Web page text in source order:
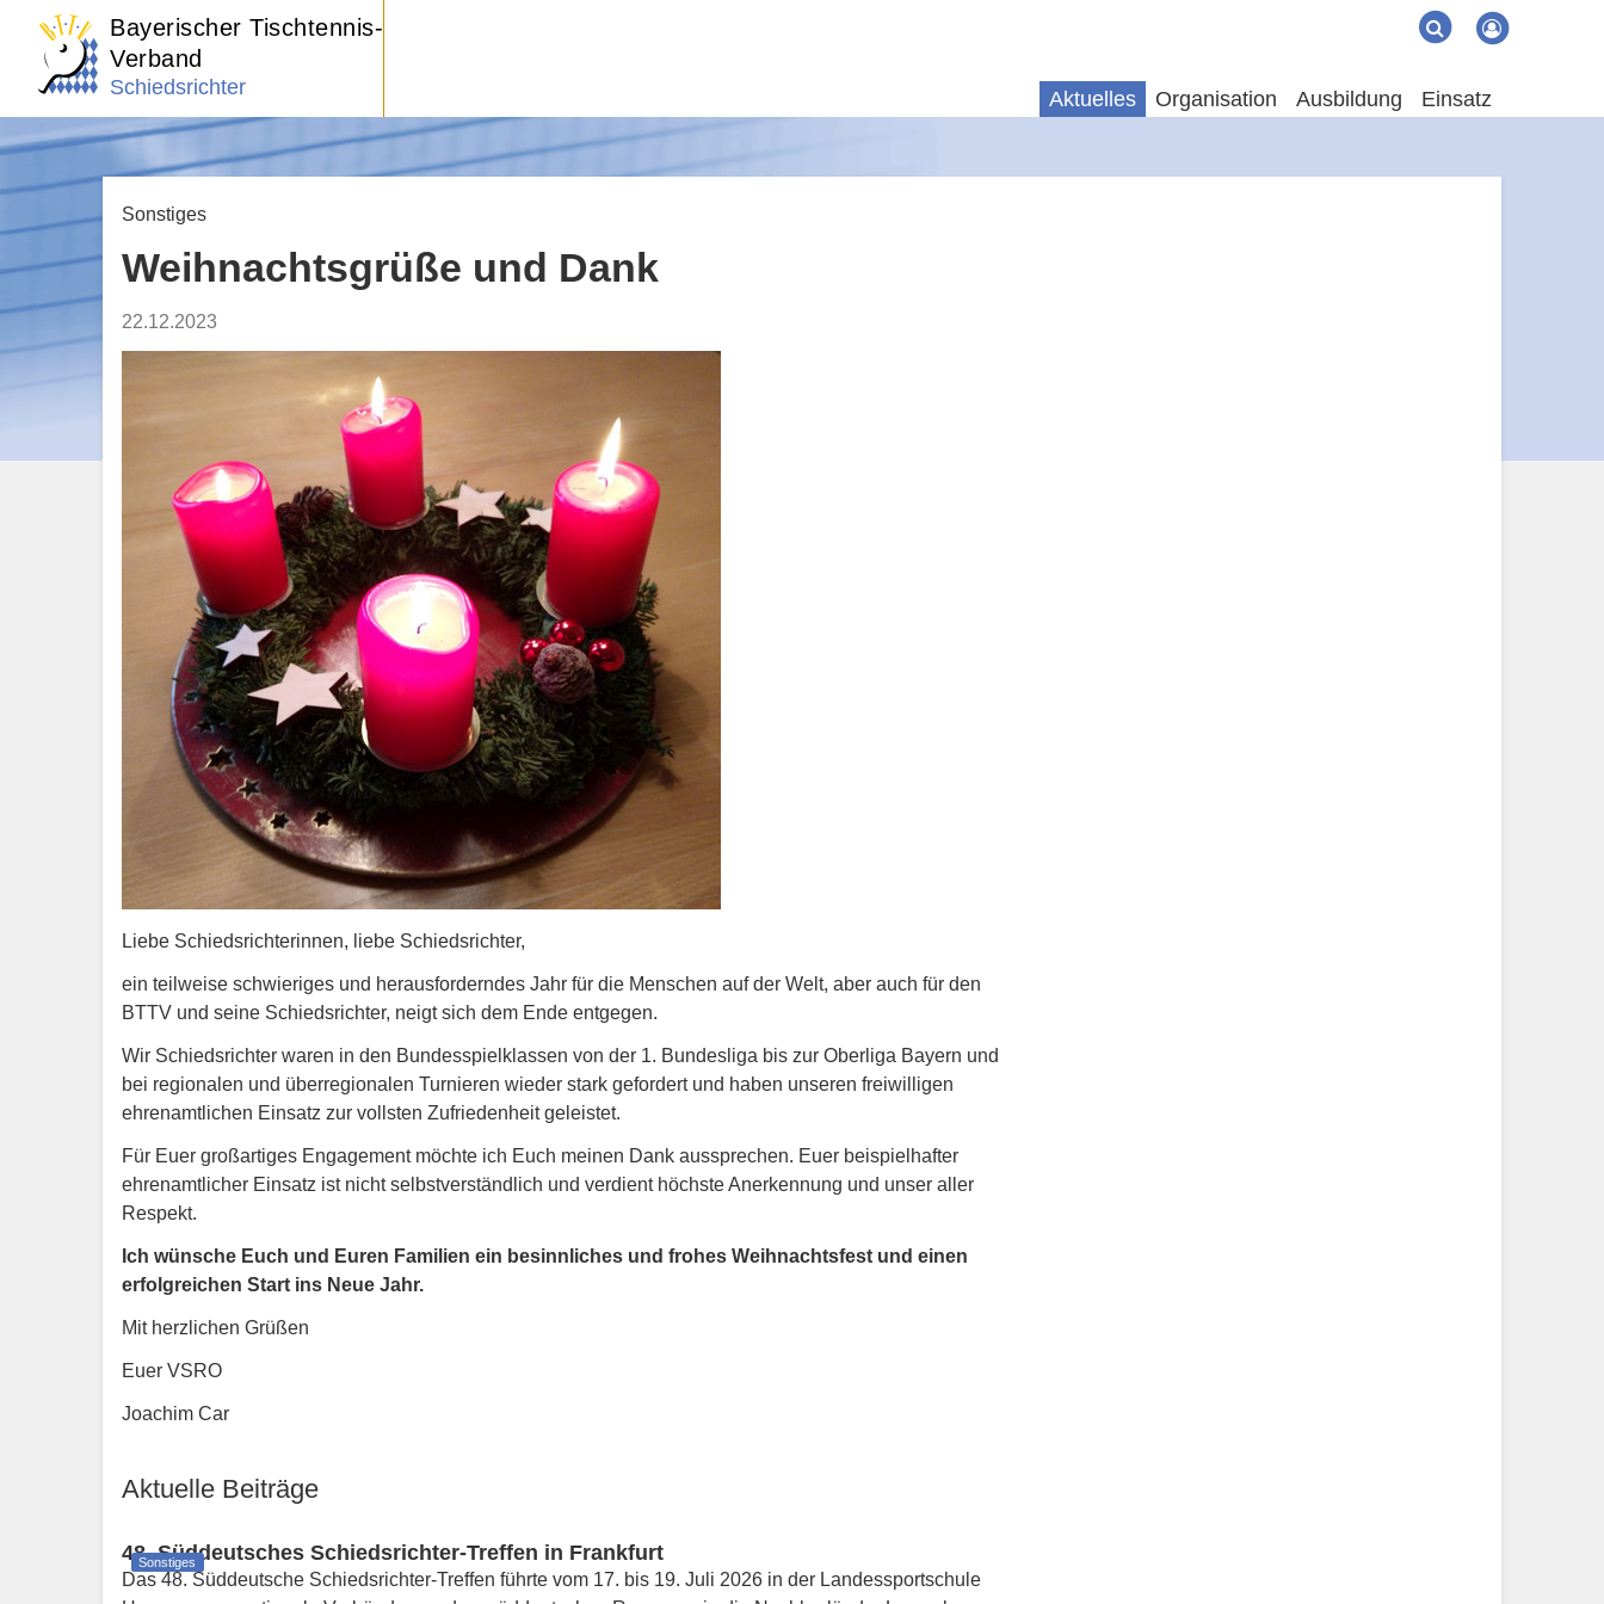
Bayerischer Tischtennis-
Verband
Schiedsrichter
Suche Suchen
Aktuelles Organisation Ausbildung Einsatz
Sonstiges
Weihnachtsgrüße und Dank
22.12.2023
Liebe Schiedsrichterinnen, liebe Schiedsrichter,
ein teilweise schwieriges und herausforderndes Jahr für die Menschen auf der Welt, aber auch für den
BTTV und seine Schiedsrichter, neigt sich dem Ende entgegen.
Wir Schiedsrichter waren in den Bundesspielklassen von der 1. Bundesliga bis zur Oberliga Bayern und
bei regionalen und überregionalen Turnieren wieder stark gefordert und haben unseren freiwilligen
ehrenamtlichen Einsatz zur vollsten Zufriedenheit geleistet.
Für Euer großartiges Engagement möchte ich Euch meinen Dank aussprechen. Euer beispielhafter
ehrenamtlicher Einsatz ist nicht selbstverständlich und verdient höchste Anerkennung und unser aller
Respekt.
Ich wünsche Euch und Euren Familien ein besinnliches und frohes Weihnachtsfest und einen
erfolgreichen Start ins Neue Jahr.
Mit herzlichen Grüßen
Euer VSRO
Joachim Car
Aktuelle Beiträge
Sonstiges
48. Süddeutsches Schiedsrichter-Treffen in Frankfurt
Das 48. Süddeutsche Schiedsrichter-Treffen führte vom 17. bis 19. Juli 2026 in der Landessportschule